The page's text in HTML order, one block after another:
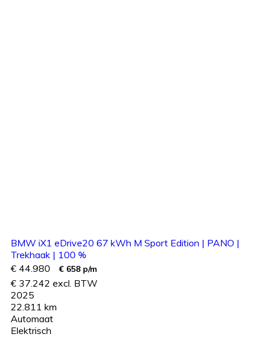
BMW iX1 eDrive20 67 kWh M Sport Edition | PANO |
Trekhaak | 100 %
€ 44.980
€ 658 p/m
€ 37.242 excl. BTW
2025
22.811 km
Automaat
Elektrisch